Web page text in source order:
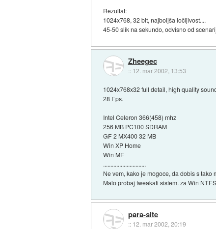
Rezultat:
1024x768, 32 bit, najboljša ločljivost....
45-50 slik na sekundo, odvisno od
Zheegec
:: 12. mar 2002, 13:53
1024x768x32 full detail, high quality
28 Fps.
Intel Celeron 366(458) mhz
256 MB PC100 SDRAM
GF 2 MX400 32 MB
Win XP Home
Win ME
.............................
Ne vem, kako je mogoce, da dobis s
Malo probaj tweakati sistem. za Win
para-site
:: 12. mar 2002, 20:19